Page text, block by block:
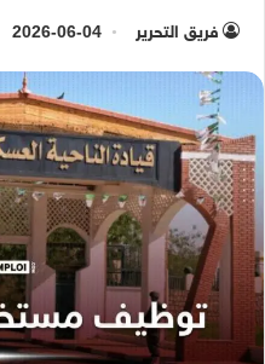
فريق التحرير 2026-06-04